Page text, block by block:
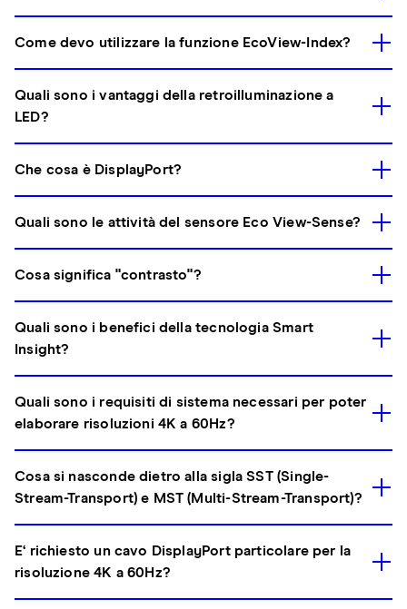
Come devo utilizzare la funzione EcoView-Index?
Quali sono i vantaggi della retroilluminazione a
LED?
Che cosa è DisplayPort?
Quali sono le attività del sensore Eco View-Sense?
Cosa significa "contrasto"?
Quali sono i benefici della tecnologia Smart
Insight?
Quali sono i requisiti di sistema necessari per poter
elaborare risoluzioni 4K a 60Hz?
Cosa si nasconde dietro alla sigla SST (Single-
Stream-Transport) e MST (Multi-Stream-Transport)?
E‘ richiesto un cavo DisplayPort particolare per la
risoluzione 4K a 60Hz?